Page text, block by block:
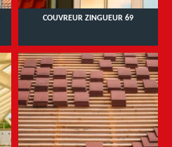
COUVREUR ZINGUEUR 69